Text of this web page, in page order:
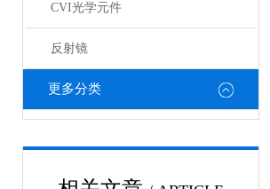
CVI光学元件
反射镜
更多分类